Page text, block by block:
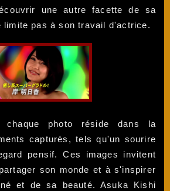
une autre facette de sa
limite pas à son travail d'actrice.
chaque photo réside dans la
capturés, tels qu'un sourire
pensif. Ces images invitent
son monde et à s'inspirer
et de sa beauté. Asuka Kishi